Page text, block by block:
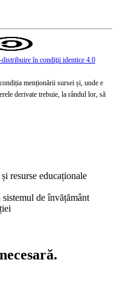
în condiţii identice 4.0
menționării sursei și, unde e
derivate trebuie, la rândul lor, să
resurse educaționale
de învățământ